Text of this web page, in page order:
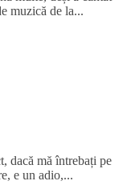
muzică de la...
dacă mă întrebați pe
e un adio,...